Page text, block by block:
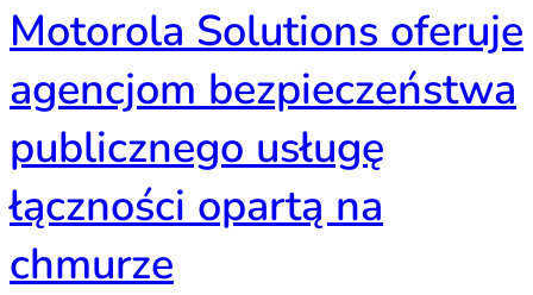
Motorola Solutions oferuje
agencjom bezpieczeństwa
publicznego usługę
łączności opartą na
chmurze